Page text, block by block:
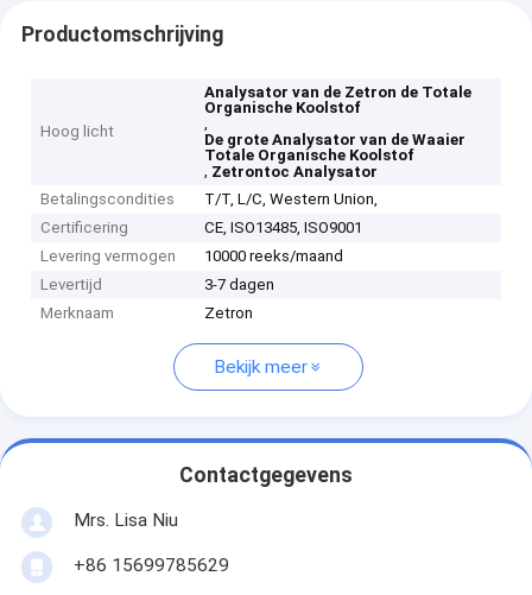
Productomschrijving
Hoog licht
Analysator van de Zetron de Totale
Organische Koolstof
,
De grote Analysator van de Waaier
Totale Organische Koolstof
, Zetrontoc Analysator
Betalingscondities
T/T, L/C, Western Union,
Certificering
CE, ISO13485, ISO9001
Levering vermogen
10000 reeks/maand
Levertijd
3-7 dagen
Merknaam
Zetron
Bekijk meer
Contactgegevens
Mrs. Lisa Niu
+86 15699785629